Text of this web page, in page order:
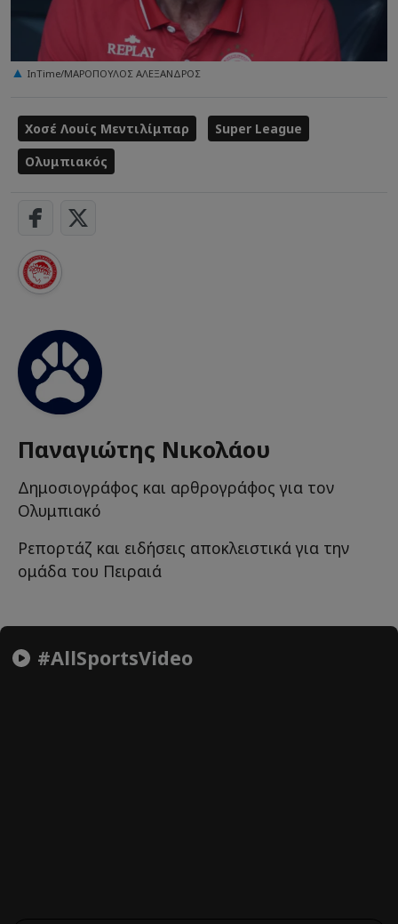
InTime/ΜΑΡΟΠΟΥΛΟΣ ΑΛΕΞΑΝΔΡΟΣ
Χοσέ Λουίς Μεντιλίμπαρ
Super League
Ολυμπιακός
Παναγιώτης Νικολάου
Δημοσιογράφος και αρθρογράφος για τον
Ολυμπιακό
Ρεπορτάζ και ειδήσεις αποκλειστικά για την
ομάδα του Πειραιά
#AllSportsVideo